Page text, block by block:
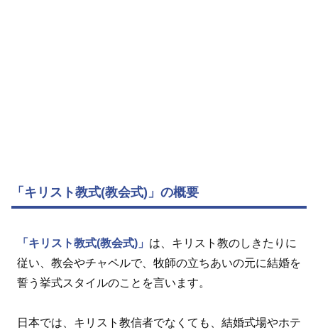
「キリスト教式(教会式)」の概要
「キリスト教式(教会式)」 は、キリスト教のしきたりに
従い、教会やチャペルで、牧師の立ちあいの元に結婚を
誓う挙式スタイルのことを言います。
日本では、キリスト教信者でなくても、結婚式場やホテ